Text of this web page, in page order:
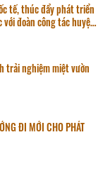
tế, thúc đẩy phát triển
đoàn công tác huyện
trải nghiệm miệt vườn
ĐI MỚI CHO PHÁT